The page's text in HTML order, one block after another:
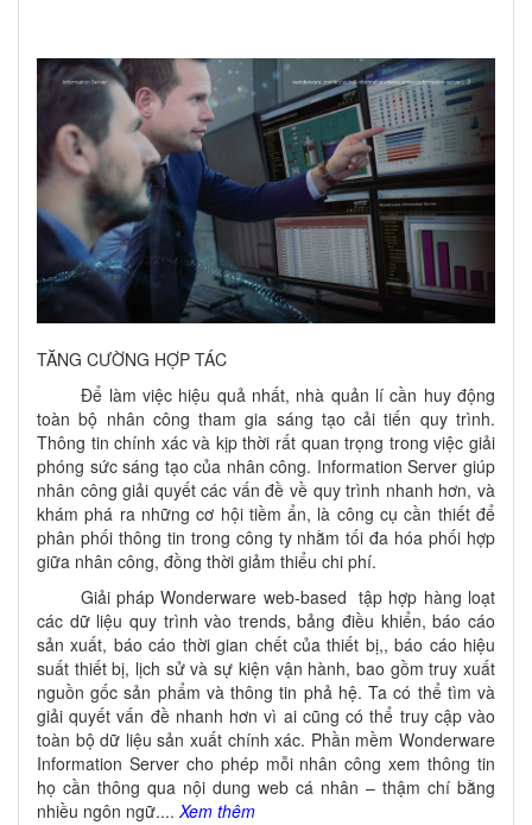
TĂNG CƯỜNG HỢP TÁC
Để làm việc hiệu quả nhất, nhà quản lí cần huy động
toàn bộ nhân công tham gia sáng tạo cải tiến quy trình.
Thông tin chính xác và kịp thời rất quan trọng trong việc giải
phóng sức sáng tạo của nhân công. Information Server giúp
nhân công giải quyết các vấn đề về quy trình nhanh hơn, và
khám phá ra những cơ hội tiềm ẩn, là công cụ cần thiết để
phân phối thông tin trong công ty nhằm tối đa hóa phối hợp
giữa nhân công, đồng thời giảm thiểu chi phí.
Giải pháp Wonderware web-based tập hợp hàng loạt
các dữ liệu quy trình vào trends, bảng điều khiển, báo cáo
sản xuất, báo cáo thời gian chết của thiết bị,, báo cáo hiệu
suất thiết bị, lịch sử và sự kiện vận hành, bao gồm truy xuất
nguồn gốc sản phẩm và thông tin phả hệ. Ta có thể tìm và
giải quyết vấn đề nhanh hơn vì ai cũng có thể truy cập vào
toàn bộ dữ liệu sản xuất chính xác. Phần mềm Wonderware
Information Server cho phép mỗi nhân công xem thông tin
họ cần thông qua nội dung web cá nhân – thậm chí bằng
nhiều ngôn ngữ....Xem thêm